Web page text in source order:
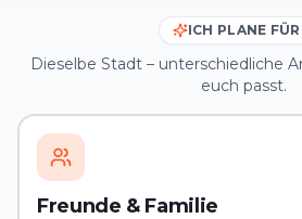
ICH PLANE
Dieselbe Stadt – unterschiedliche
euch passt.
Freunde & Familie